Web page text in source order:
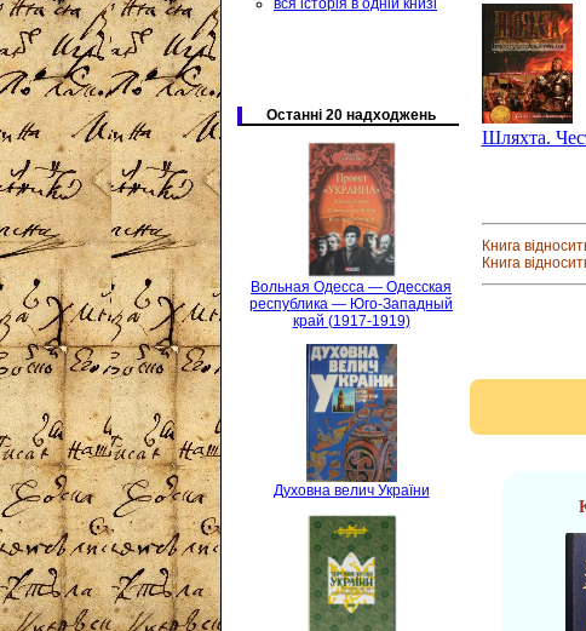
вся історія в одній книзі
Останні 20 надходжень
Вольная Одесса — Одесская
республика — Юго-Западный
край (1917-1919)
Духовна велич України
Шляхта.
Книга
Книга